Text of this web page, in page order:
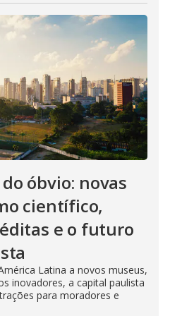
óbvio: novas
científico,
e o futuro
Latina a novos museus,
inovadores, a capital paulista
para moradores e